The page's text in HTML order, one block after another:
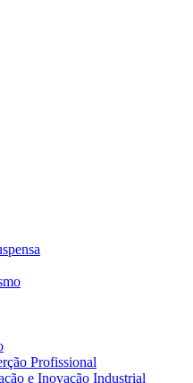
Profissional
e Inovação Industrial